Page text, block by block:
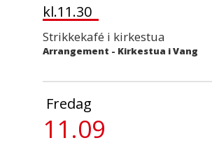
kl.11.30
Strikkekafé i kirkestua
Arrangement - Kirkestua i Vang
Fredag
11.09